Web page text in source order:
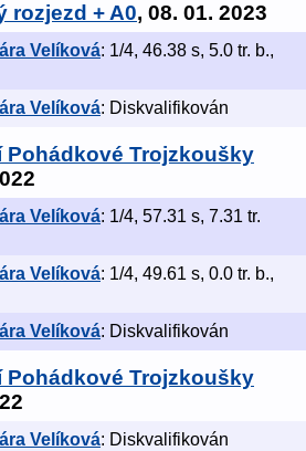
rozjezd + A0, 08. 01. 2023
Velíková: 1/4, 46.38 s, 5.0 tr. b.,
Velíková: Diskvalifikován
Pohádkové Trojzkoušky
Velíková: 1/4, 57.31 s, 7.31 tr.
Velíková: 1/4, 49.61 s, 0.0 tr. b.,
Velíková: Diskvalifikován
Pohádkové Trojzkoušky
Velíková: Diskvalifikován